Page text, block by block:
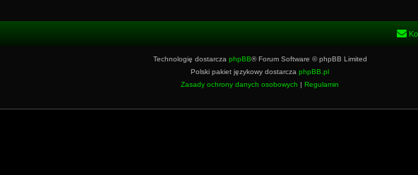
Technologię dostarcza phpBB® Forum Software © phpBB Limited
Polski pakiet językowy dostarcza phpBB.pl
Zasady ochrony danych osobowych | Regulamin